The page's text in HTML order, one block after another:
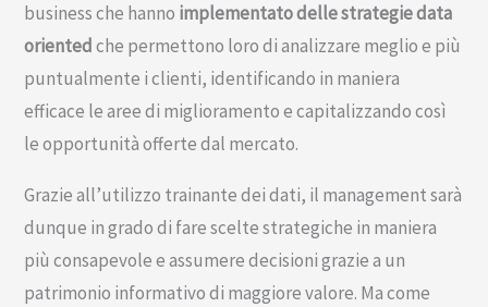
business che hanno implementato delle strategie data
orientedche permettono loro di analizzare meglio e più
puntualmente i clienti, identificando in maniera
efficace le aree di miglioramento e capitalizzando così
le opportunità offerte dal mercato.
Grazie all’utilizzo trainante dei dati, il management sarà
dunque in grado di fare scelte strategiche in maniera
più consapevole e assumere decisioni grazie a un
patrimonio informativo di maggiore valore. Ma come